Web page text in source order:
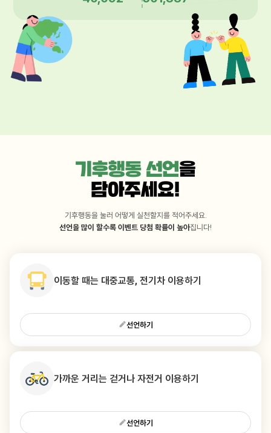
기후행동을 눌러 어떻게 실천할지를 적어주세요.
선언을 많이 할수록 이벤트 당첨 확률이 높아집니다!
이동할 때는 대중교통, 전기차 이용하기
선언하기
가까운 거리는 걷거나 자전거 이용하기
선언하기